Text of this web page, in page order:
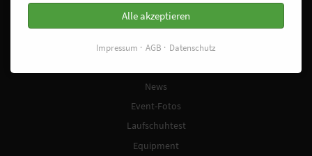
Sonderangebote
Trainingspläne
Laufreisen
News
Event-Fotos
Laufschuhtest
Equipment
Alle akzeptieren
Impressum AGB Datenschutz